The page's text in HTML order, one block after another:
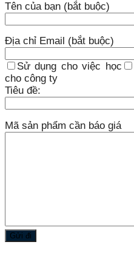
Tên của bạn (bắt buộc)
Địa chỉ Email (bắt buộc)
Sử dụng cho việc học
cho công ty
Tiêu đề:
Mã sản phẩm cần báo giá